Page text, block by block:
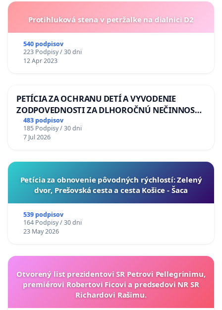
Protihluková stena v petržalke na dialnici D2
540 podpisov
223 Podpisy / 30 dni
12 Apr 2023
PETÍCIA ZA OCHRANU DETÍ A VYVODENIE
ZODPOVEDNOSTI ZA DLHOROČNÚ NEČINNOSŤ
A ZLYHANIE ŠTÁTU
483 podpisov
185 Podpisy / 30 dni
7 Jul 2026
​Petícia za obnovenie pôvodných rýchlostí: Zelený
dvor, Prešovská cesta a cesta Košice - Šaca
539 podpisov
164 Podpisy / 30 dni
23 May 2026
Otvorený list prezidentovi SR Petrovi Pellegrinimu,
premiérovi Robertovi Ficovi a predsedovi NR SR
Richardovi Rašimu.